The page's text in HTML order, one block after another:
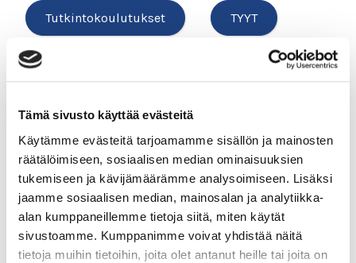
Tämä sivusto käyttää evästeitä
Käytämme evästeitä tarjoamamme sisällön ja mainosten
räätälöimiseen, sosiaalisen median ominaisuuksien
tukemiseen ja kävijämäärämme analysoimiseen. Lisäksi
jaamme sosiaalisen median, mainosalan ja analytiikka-
alan kumppaneillemme tietoja siitä, miten käytät
sivustoamme. Kumppanimme voivat yhdistää näitä
tietoja muihin tietoihin, joita olet antanut heille tai joita on
Tutkintokoulutukset TYYT
Vastuullinen ruokapalveluala:
Johdanto
Johdanto vastuulliseen ruokapalvelualaan Tervetuloa
opiskelemaan vastuullista ruokapalvelualaa!
Vastuullisuus on olennainen osa ammattitaitoa